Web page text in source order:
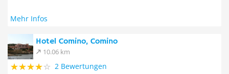
Mehr Infos
Hotel Comino, Comino
10.06 km
2 Bewertungen